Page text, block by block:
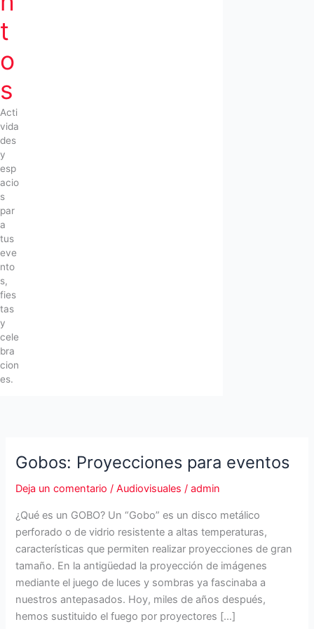
t
o
s
Acti
vida
des
y
esp
acio
s
par
a
tus
eve
nto
s,
fies
tas
y
cele
bra
cion
es.
Gobos: Proyecciones para eventos
Deja un comentario /Audiovisuales /admin
¿Qué es un GOBO? Un “Gobo” es un disco metálico
perforado o de vidrio resistente a altas temperaturas,
características que permiten realizar proyecciones de gran
tamaño. En la antigüedad la proyección de imágenes
mediante el juego de luces y sombras ya fascinaba a
nuestros antepasados. Hoy, miles de años después,
hemos sustituido el fuego por proyectores […]